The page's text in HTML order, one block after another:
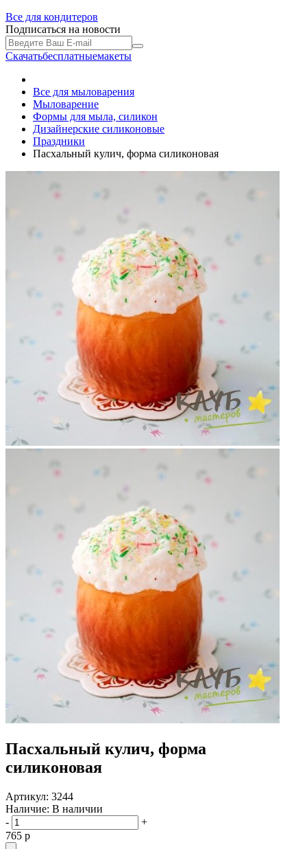
Все для кондитеров
Подписаться на новости
Скачатьбесплатныемакеты
Все для мыловарения
Мыловарение
Формы для мыла, силикон
Дизайнерские силиконовые
Праздники
Пасхальный кулич, форма силиконовая
Пасхальный кулич, форма
силиконовая
Артикул: 3244
Наличие: В наличии
-
+
765 p